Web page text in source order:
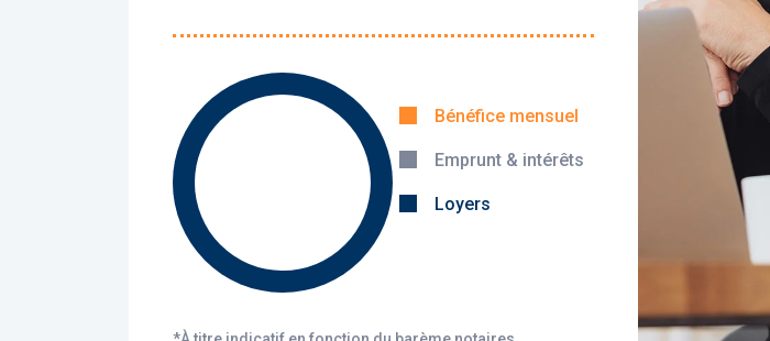
Yearly rent :
Bénéfice mensuel
Emprunt & intérêts
Loyers